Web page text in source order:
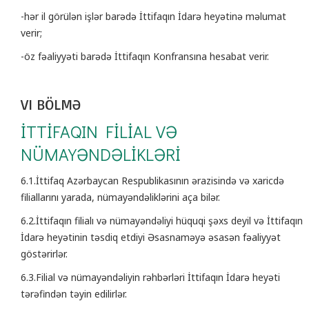
-hər il görülən işlər barədə İttifaqın İdarə heyətinə məlumat
verir;
-öz fəaliyyəti barədə İttifaqın Konfransına hesabat verir.
VI BÖLMƏ
İTTİFAQIN FİLİAL VƏ
NÜMAYƏNDƏLİKLƏRİ
6.1.İttifaq Azərbaycan Respublikasının ərazisində və xaricdə
filiallarını yarada, nümayəndəliklərini aça bilər.
6.2.İttifaqın filialı və nümayəndəliyi hüquqi şəxs deyil və İttifaqın
İdarə heyətinin təsdiq etdiyi Əsasnaməyə əsasən fəaliyyət
göstərirlər.
6.3.Filial və nümayəndəliyin rəhbərləri İttifaqın İdarə heyəti
tərəfindən təyin edilirlər.